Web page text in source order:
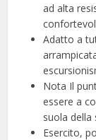
ad alta
Adatto a
Nota Il
essere a
suola della
Esercito,